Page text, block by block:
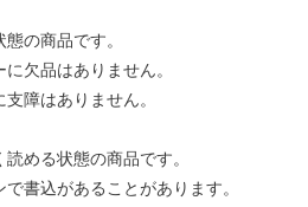
の商品です。
欠品はありません。
障はありません。
める状態の商品です。
込があることがあります。